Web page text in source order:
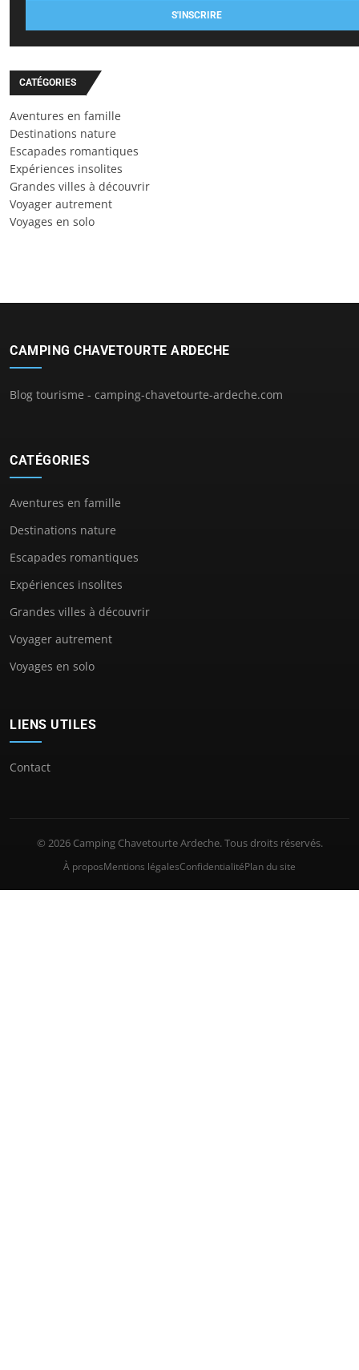
S'INSCRIRE
CATÉGORIES
Aventures en famille
Destinations nature
Escapades romantiques
Expériences insolites
Grandes villes à découvrir
Voyager autrement
Voyages en solo
CAMPING CHAVETOURTE ARDECHE
Blog tourisme - camping-chavetourte-ardeche.com
CATÉGORIES
Aventures en famille
Destinations nature
Escapades romantiques
Expériences insolites
Grandes villes à découvrir
Voyager autrement
Voyages en solo
LIENS UTILES
Contact
© 2026 Camping Chavetourte Ardeche. Tous droits réservés.
À proposMentions légalesConfidentialitéPlan du site